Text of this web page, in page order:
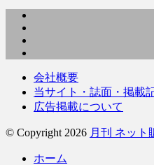
会社概要
当サイト・誌面・掲載
広告掲載について
© Copyright 2026 月刊 ネット
ホーム